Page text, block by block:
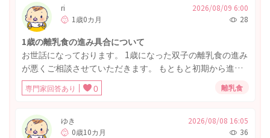
けてくれませんでしたがなんとか飲ませれていました。 そ
れが今は格闘して30分経っても飲めてないか、飲めても
50mlぐらいです。22時に150ml飲めたとしても次2時のと
きに同じ状況で、毎日これなのでストレスが溜まります。
調べるとこの月齢ではまだ3〜4時間起きのミルクが必要
で、それ以上間隔をあけるのは良くないと書いてあり、先
日保健センターで相談した際にも確認すると同じことを言
または5時間あけてはいけませんか？ ちなみに先日夜中に寝
過ごしてしまい5時間半経っていましたが泣いて起きること
ri
1歳0カ月
2026/08/09 6:00
28
1歳の離乳食の進み具合について
お世話になっております。 1歳になった双子の離乳食の進み
が悪くご相談させていただきます。 もともと初期から進み
が悪く、1歳になった今、食べられるメニューは水分が含ま
れているもの、同じものばかりです。 水分多めのベビーフ
混ぜたりのメニュー、ヨーグルトをいつも食べています。
ご飯は軟飯を味噌汁にひたして食べています。 またつかみ
専門家回答あり 0 離乳食
ゆき
0歳10カ月
2026/08/08 16:05
36